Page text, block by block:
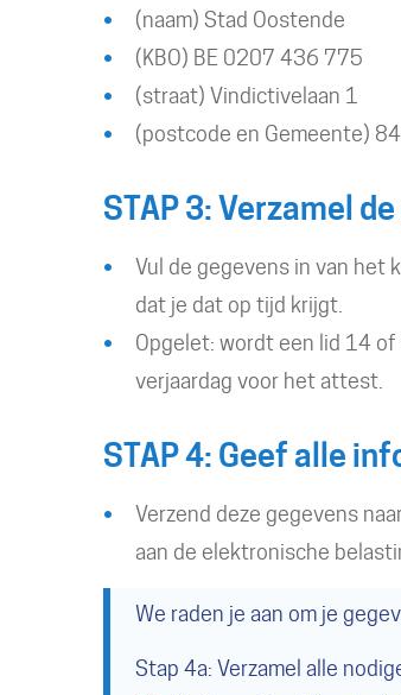
(naam) Stad Oostende
(KBO) BE 0207 436 775
(straat) Vindictivelaan 1
(postcode en Gemeente)
STAP 3: Verzamel
Vul de gegevens in van het
dat je dat op tijd krijgt.
Opgelet: wordt een lid 14
verjaardag voor het attest.
STAP 4: Geef alle
Verzend deze gegevens
aan de elektronische
We raden je aan om je
Stap 4a: Verzamel alle